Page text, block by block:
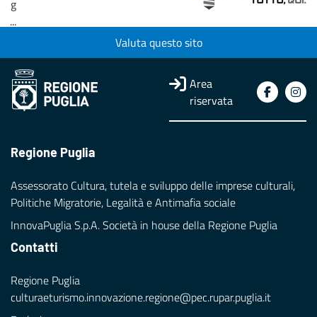
g
...
Valuta questo sito
Area
riservata
Regione Puglia
Assessorato Cultura, tutela e sviluppo delle imprese culturali,
Politiche Migratorie, Legalità e Antimafia sociale
InnovaPuglia S.p.A. Società in house della Regione Puglia
Contatti
Regione Puglia
culturaeturismo.innovazione.regione@pec.rupar.puglia.it